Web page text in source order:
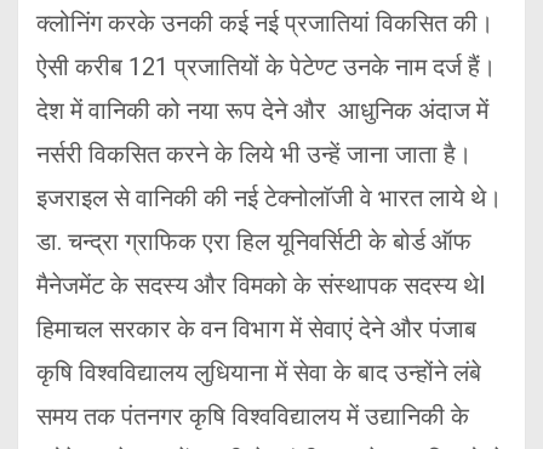
क्लोनिंग करके उनकी कई नई प्रजातियां विकसित की।
ऐसी करीब 121 प्रजातियों के पेटेण्ट उनके नाम दर्ज हैं।
देश में वानिकी को नया रूप देने और आधुनिक अंदाज में
नर्सरी विकसित करने के लिये भी उन्हें जाना जाता है।
इजराइल से वानिकी की नई टेक्नोलाॅजी वे भारत लाये थे।
डा. चन्द्रा ग्राफिक एरा हिल यूनिवर्सिटी के बोर्ड ऑफ
मैनेजमेंट के सदस्य और विमको के संस्थापक सदस्य थेl
हिमाचल सरकार के वन विभाग में सेवाएं देने और पंजाब
कृषि विश्वविद्यालय लुधियाना में सेवा के बाद उन्होंने लंबे
समय तक पंतनगर कृषि विश्वविद्यालय में उद्यानिकी के